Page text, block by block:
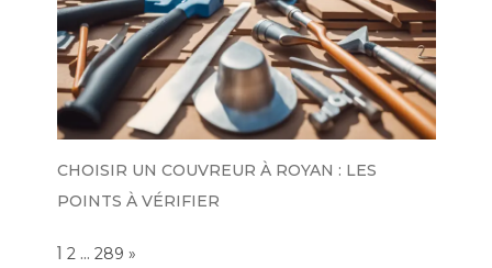
CHOISIR UN COUVREUR À ROYAN : LES
POINTS À VÉRIFIER
Page:
1 2 … 289 NEXT
»